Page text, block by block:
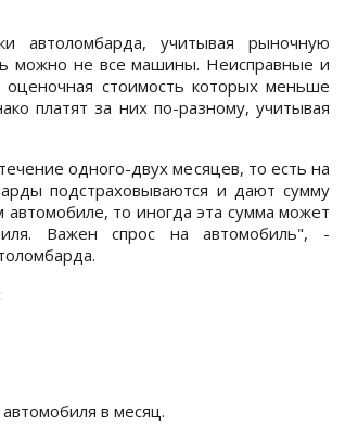
автоломбарда, учитывая рыночную
можно не все машины. Неисправные и
стоимость которых меньше
платят за них по-разному, учитывая
одного-двух месяцев, то есть на
подстраховываются и дают сумму
то иногда эта сумма может
Важен спрос на автомобиль", -
в месяц.